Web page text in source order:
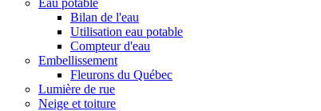
Bilan de l'eau
Utilisation eau potable
Compteur d'eau
Embellissement
Fleurons du Québec
Lumière de rue
Neige et toiture